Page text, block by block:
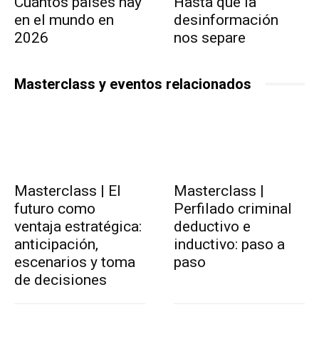
en el mundo en
2026
desinformación
nos separe
Masterclass y eventos relacionados
Masterclass | El
futuro como
ventaja estratégica:
anticipación,
escenarios y toma
de decisiones
Masterclass |
Perfilado criminal
deductivo e
inductivo: paso a
paso